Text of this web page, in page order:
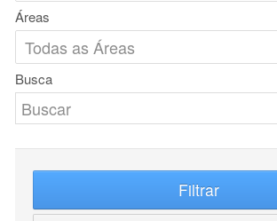
Áreas
Busca
Filtrar